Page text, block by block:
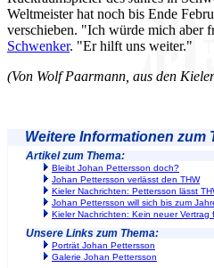
Weltmeister hat noch bis Ende
verschieben. "Ich würde mich aber
Schwenker. "Er hilft uns weiter."
(Von Wolf Paarmann, aus den
Weitere Informationen zum
Artikel zum Thema:
Bleibt Johan Pettersson doch?
Johan Pettersson verlässt den THW
Kieler Nachrichten: Pettersson lässt
Johan Pettersson will sich bis zum
Kieler Nachrichten: Kein neuer
Unsere Links zum Thema:
Porträt Johan Pettersson
Galerie Johan Pettersson